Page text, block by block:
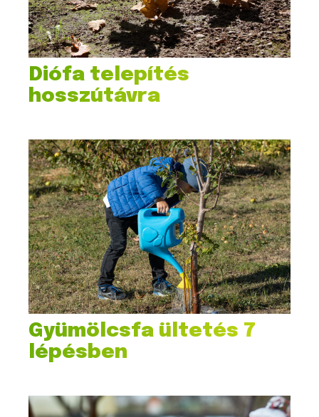
Diófa telepítés
hosszútávra
Gyümölcsfa ültetés 7
lépésben